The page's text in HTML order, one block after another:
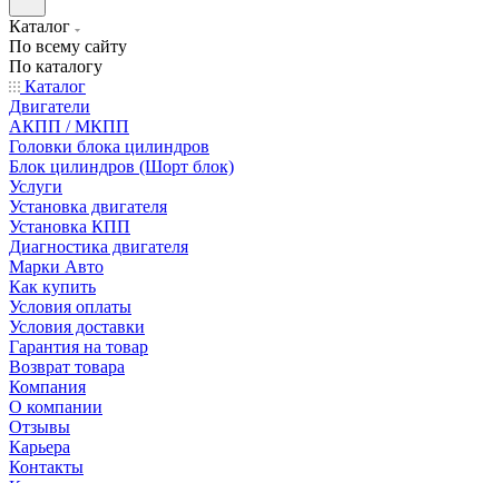
Каталог
По всему сайту
По каталогу
Каталог
Двигатели
АКПП / МКПП
Головки блока цилиндров
Блок цилиндров (Шорт блок)
Услуги
Установка двигателя
Установка КПП
Диагностика двигателя
Марки Авто
Как купить
Условия оплаты
Условия доставки
Гарантия на товар
Возврат товара
Компания
О компании
Отзывы
Карьера
Контакты